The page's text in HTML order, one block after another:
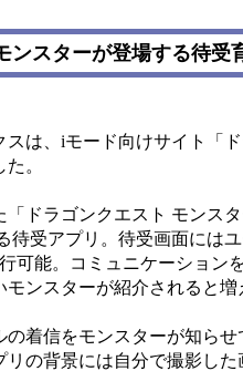
ンスターが登場する待受
は、iモード向けサイト「
。
ドラゴンクエスト モンス
待受アプリ。待受画面には
可能。コミュニケーション
ンスターが紹介されると増
着信をモンスターが知ら
の背景には自分で撮影した